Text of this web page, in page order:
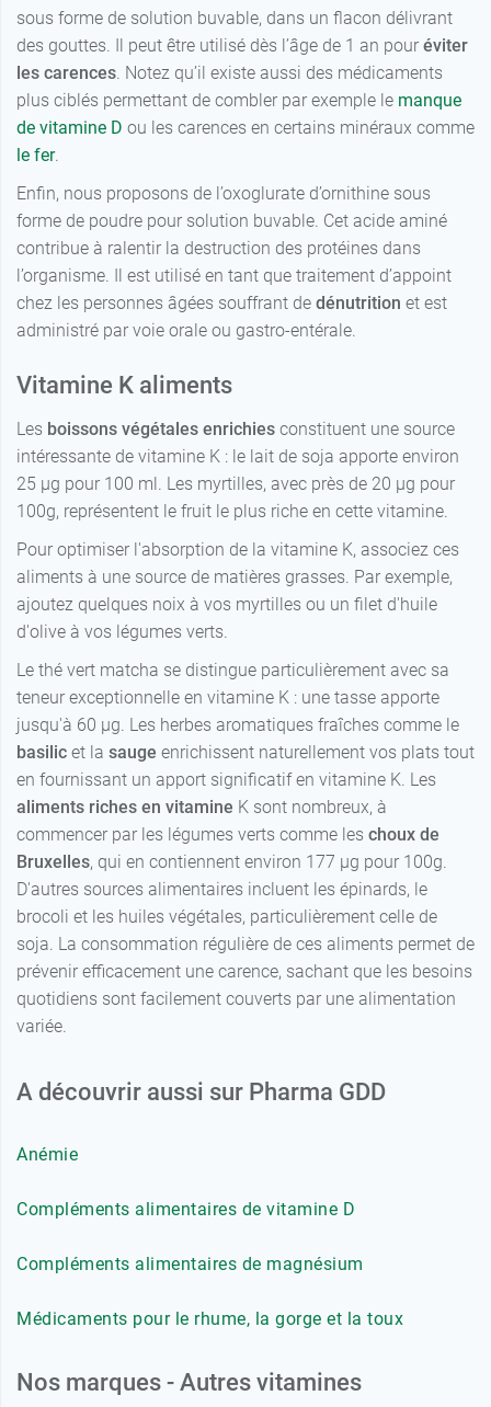
sous forme de solution buvable, dans un flacon délivrant
des gouttes. Il peut être utilisé dès l’âge de 1 an pour éviter
les carences. Notez qu’il existe aussi des médicaments
plus ciblés permettant de combler par exemple le manque
de vitamine D ou les carences en certains minéraux comme
le fer.
Enfin, nous proposons de l’oxoglurate d’ornithine sous
forme de poudre pour solution buvable. Cet acide aminé
contribue à ralentir la destruction des protéines dans
l’organisme. Il est utilisé en tant que traitement d’appoint
chez les personnes âgées souffrant de dénutrition et est
administré par voie orale ou gastro-entérale.
Vitamine K aliments
Les boissons végétales enrichies constituent une source
intéressante de vitamine K : le lait de soja apporte environ
25 µg pour 100 ml. Les myrtilles, avec près de 20 µg pour
100g, représentent le fruit le plus riche en cette vitamine.
Pour optimiser l'absorption de la vitamine K, associez ces
aliments à une source de matières grasses. Par exemple,
ajoutez quelques noix à vos myrtilles ou un filet d'huile
d'olive à vos légumes verts.
Le thé vert matcha se distingue particulièrement avec sa
teneur exceptionnelle en vitamine K : une tasse apporte
jusqu'à 60 µg. Les herbes aromatiques fraîches comme le
basilic et la sauge enrichissent naturellement vos plats tout
en fournissant un apport significatif en vitamine K. Les
aliments riches en vitamine K sont nombreux, à
commencer par les légumes verts comme les choux de
Bruxelles, qui en contiennent environ 177 µg pour 100g.
D'autres sources alimentaires incluent les épinards, le
brocoli et les huiles végétales, particulièrement celle de
soja. La consommation régulière de ces aliments permet de
prévenir efficacement une carence, sachant que les besoins
quotidiens sont facilement couverts par une alimentation
variée.
A découvrir aussi sur Pharma GDD
Anémie
Compléments alimentaires de vitamine D
Compléments alimentaires de magnésium
Médicaments pour le rhume, la gorge et la toux
Nos marques - Autres vitamines